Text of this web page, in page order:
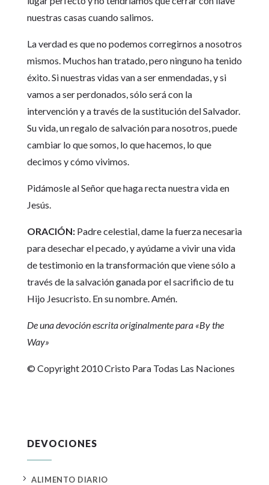
nuestras casas cuando salimos.
La verdad es que no podemos corregirnos a nosotros
mismos. Muchos han tratado, pero ninguno ha tenido
éxito. Si nuestras vidas van a ser enmendadas, y si
vamos a ser perdonados, sólo será con la
intervención y a través de la sustitución del Salvador.
Su vida, un regalo de salvación para nosotros, puede
cambiar lo que somos, lo que hacemos, lo que
decimos y cómo vivimos.
Pidámosle al Señor que haga recta nuestra vida en
Jesús.
ORACIÓN:Padre celestial, dame la fuerza necesaria
para desechar el pecado, y ayúdame a vivir una vida
de testimonio en la transformación que viene sólo a
través de la salvación ganada por el sacrificio de tu
Hijo Jesucristo. En su nombre. Amén.
De una devoción escrita originalmente para «By the
Way»
© Copyright 2010 Cristo Para Todas Las Naciones
DEVOCIONES
5 ALIMENTO DIARIO